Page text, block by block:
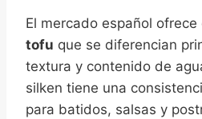
El mercado español ofrece
tofu que se diferencian
textura y contenido de
silken tiene una
para batidos, salsas y